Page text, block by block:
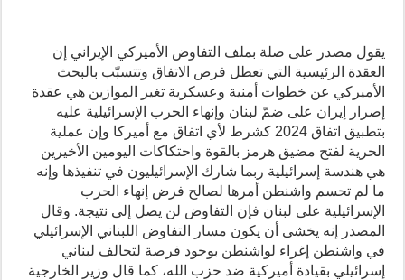
يقول مصدر على صلة بملف التفاوض الأميركي الإيراني إن
العقدة الرئيسية التي تعطل فرص الاتفاق وتتسبّب بالبحث
الأميركي عن خطوات أمنية وعسكرية تغير الموازين هي عقدة
إصرار إيران على ضمّ لبنان وإنهاء الحرب الإسرائيلية عليه
بتطبيق اتفاق 2024 كشرط لأي اتفاق مع أميركا وإن عملية
الحرية لفتح مضيق هرمز بالقوة واحتكاكات اليومين الأخيرين
هي هندسة إسرائيلية ربما شارك الإسرائيليون في تنفيذها وإنه
ما لم تحسم واشنطن أمرها لصالح فرض إنهاء الحرب
الإسرائيلية على لبنان فإن التفاوض لن يصل إلى نتيجة. وقال
المصدر إنه يخشى أن يكون مسار التفاوض اللبناني الإسرائيلي
في واشنطن إغراء لواشنطن بوجود فرصة لتحالف لبناني
إسرائيلي بقيادة أميركية ضد حزب الله، كما قال وزير الخارجية